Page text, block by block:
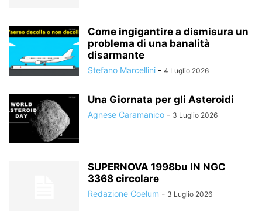
Come ingigantire a dismisura un
problema di una banalità
disarmante
Stefano Marcellini - 4 Luglio 2026
Una Giornata per gli Asteroidi
Agnese Caramanico - 3 Luglio 2026
SUPERNOVA 1998bu IN NGC
3368 circolare
Redazione Coelum - 3 Luglio 2026